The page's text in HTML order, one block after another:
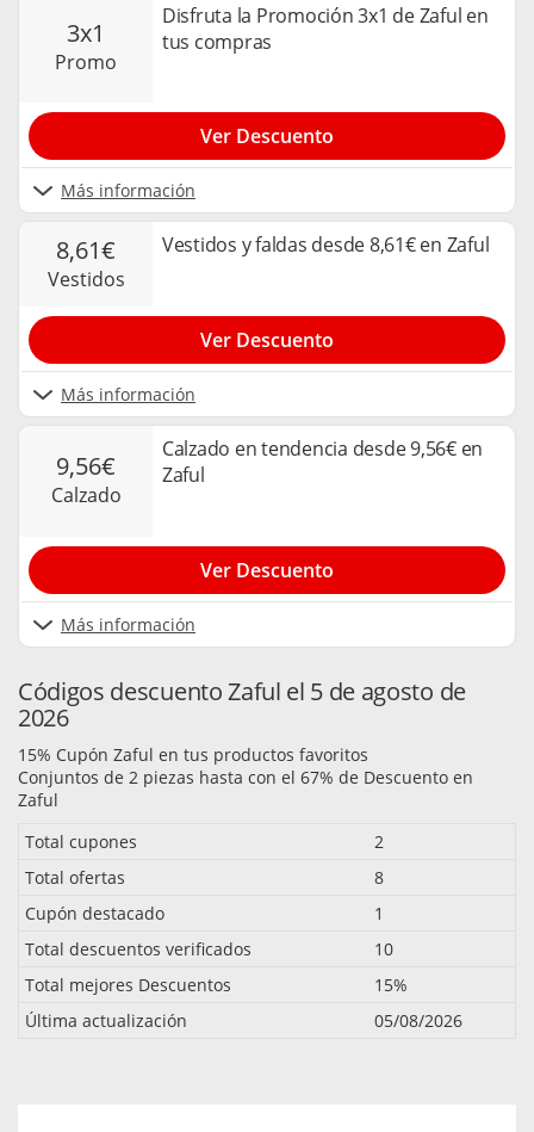
3x1
promo
Disfruta la Promoción 3x1 de Zaful en
tus compras
Más información
Ver Descuento
8,61€
vestidos
Vestidos y faldas desde 8,61€ en Zaful
Más información
Ver Descuento
9,56€
calzado
Calzado en tendencia desde 9,56€ en
Zaful
Más información
Ver Descuento
Códigos descuento Zaful el 5 de agosto de
2026
15% Cupón Zaful en tus productos favoritos
Conjuntos de 2 piezas hasta con el 67% de Descuento en
Zaful
Total cupones
2
Total ofertas
8
Cupón destacado
1
Total descuentos verificados
10
Total mejores Descuentos
15%
Última actualización
05/08/2026